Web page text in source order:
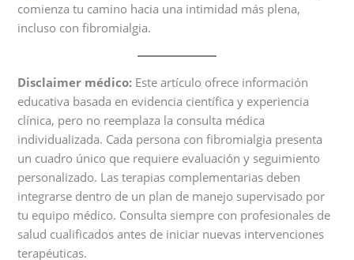
comienza tu camino hacia una intimidad más plena,
incluso con fibromialgia.
Disclaimer médico: Este artículo ofrece información
educativa basada en evidencia científica y experiencia
clínica, pero no reemplaza la consulta médica
individualizada. Cada persona con fibromialgia presenta
un cuadro único que requiere evaluación y seguimiento
personalizado. Las terapias complementarias deben
integrarse dentro de un plan de manejo supervisado por
tu equipo médico. Consulta siempre con profesionales de
salud cualificados antes de iniciar nuevas intervenciones
terapéuticas.